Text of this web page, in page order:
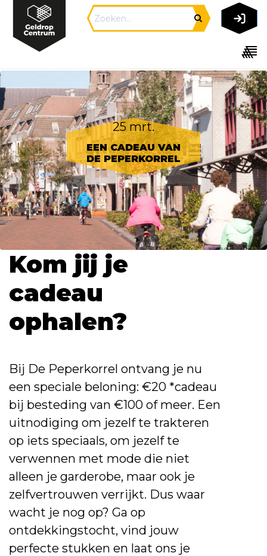
25 mrt.
EEN CADEAU VAN
DE PEPERKORREL
Kom jij je
cadeau
ophalen?
Bij De Peperkorrel ontvang je nu
een speciale beloning: €20 *cadeau
bij besteding van €100 of meer. Een
uitnodiging om jezelf te trakteren
op iets speciaals, om jezelf te
verwennen met mode die niet
alleen je garderobe, maar ook je
zelfvertrouwen verrijkt. Dus waar
wacht je nog op? Ga op
ontdekkingstocht, vind jouw
perfecte stukken en laat ons je